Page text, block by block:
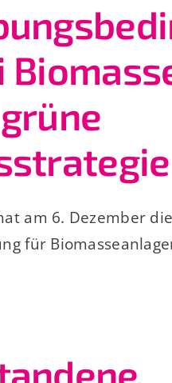
am 6. Dezember
für